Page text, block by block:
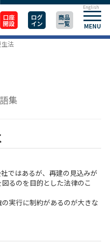
口座
開設
ログ
イン
商品
一覧 MENU
English
法
集
ではあるが、再建の見込みが
るのを目的とした法律のこ
実行に制約があるのが大きな